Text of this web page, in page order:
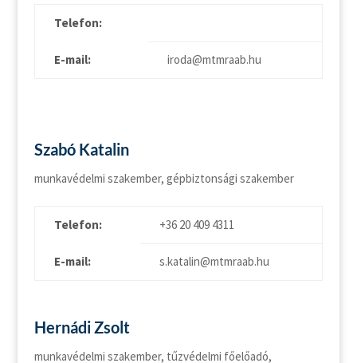
Telefon:
E-mail: iroda@mtmraab.hu
Szabó Katalin
munkavédelmi szakember, gépbiztonsági szakember
Telefon: +36 20 409 4311
E-mail: s.katalin@mtmraab.hu
Hernádi Zsolt
munkavédelmi szakember, tűzvédelmi főelőadó,